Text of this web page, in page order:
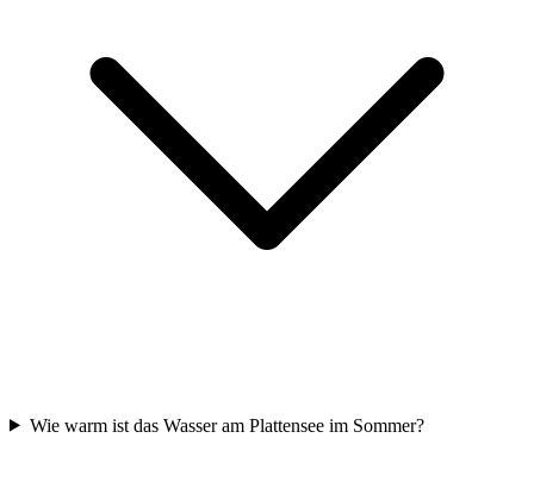
Wie warm ist das Wasser am Plattensee im Sommer?